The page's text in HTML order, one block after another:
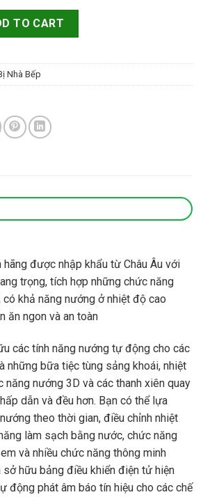
TO CART
Nhà Bếp
hãng được nhập khẩu từ Châu Âu với
trọng, tích hợp những chức năng
khả năng nướng ở nhiệt độ cao
ăn ngon và an toàn
các tính năng nướng tự động cho các
những bữa tiệc tùng sảng khoái, nhiệt
nướng 3D và các thanh xiên quay
dẫn và đều hơn. Bạn có thể lựa
theo thời gian, điều chỉnh nhiệt
làm sạch bằng nước, chức năng
và nhiều chức năng thông minh
sở hữu bảng điều khiển điện tử hiện
động phát âm báo tín hiệu cho các chế